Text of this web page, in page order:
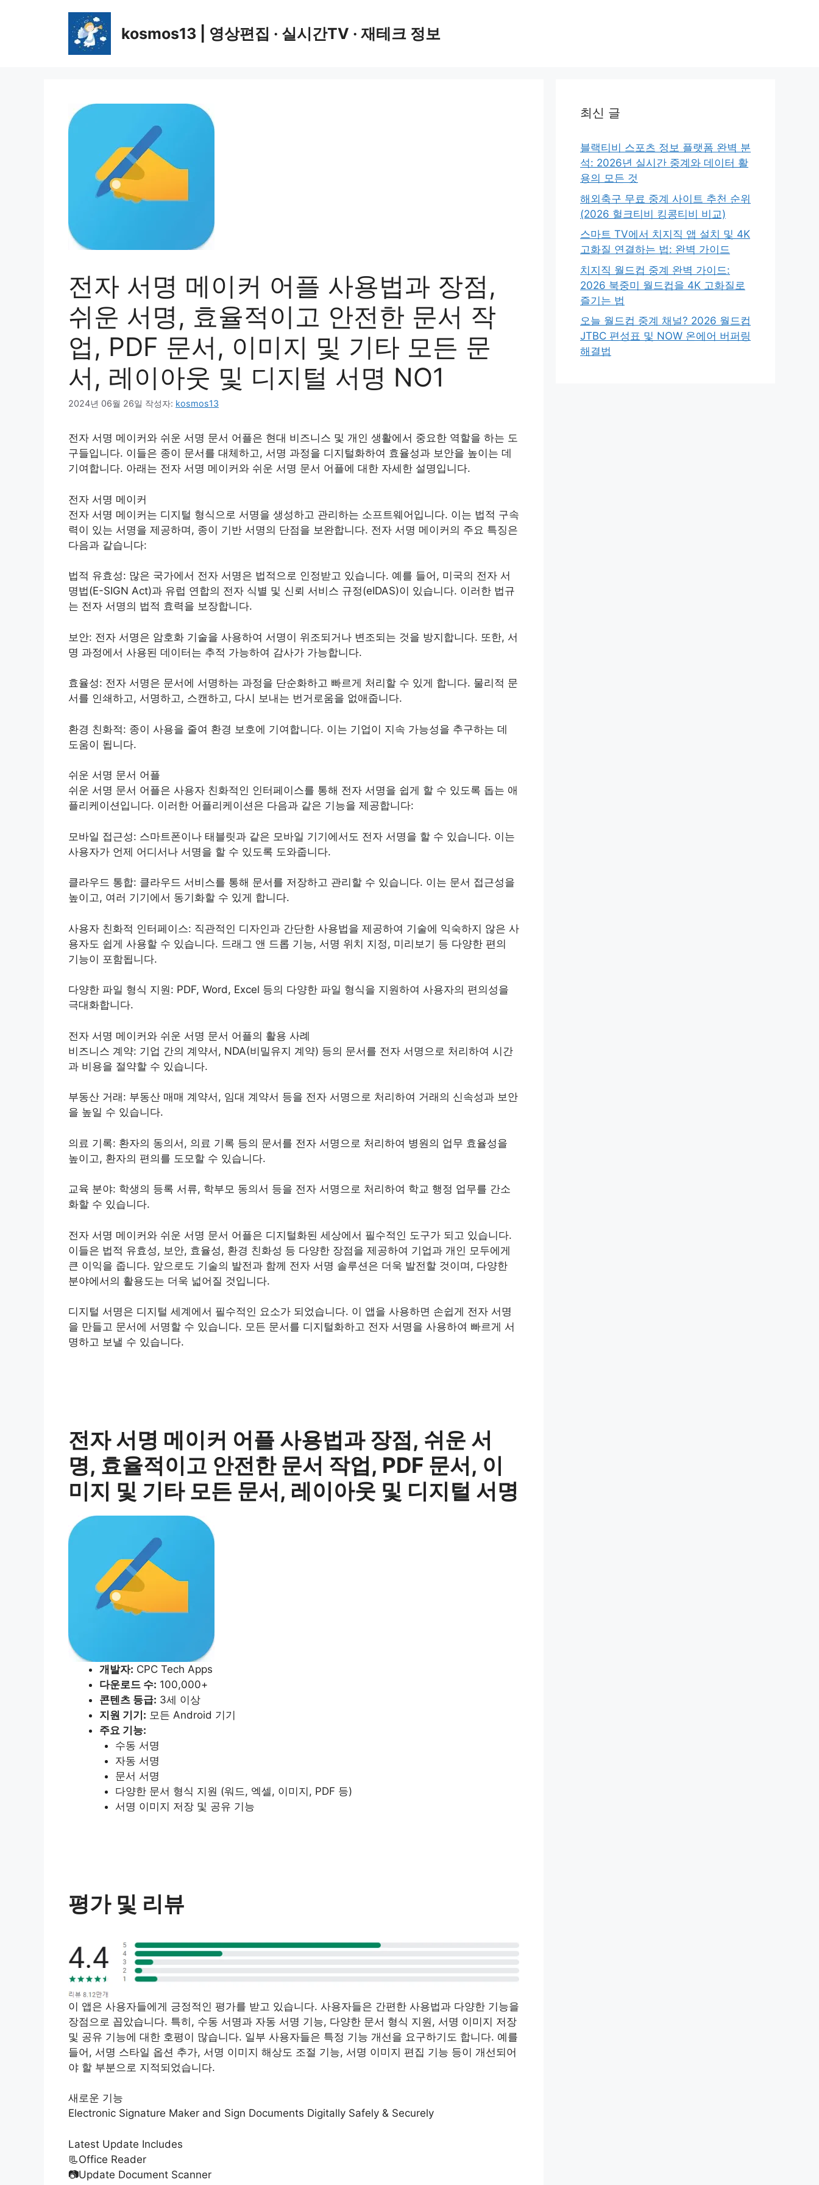
kosmos13 | 영상편집 · 실시간TV · 재테크 정보
전자 서명 메이커 어플 사용법과 장점,
쉬운 서명, 효율적이고 안전한 문서 작
업, PDF 문서, 이미지 및 기타 모든 문
서, 레이아웃 및 디지털 서명 NO1
2024년 06월 26일 작성자: kosmos13
전자 서명 메이커와 쉬운 서명 문서 어플은 현대 비즈니스 및 개인 생활에서 중요한 역할을 하는 도
구들입니다. 이들은 종이 문서를 대체하고, 서명 과정을 디지털화하여 효율성과 보안을 높이는 데
기여합니다. 아래는 전자 서명 메이커와 쉬운 서명 문서 어플에 대한 자세한 설명입니다.
전자 서명 메이커
전자 서명 메이커는 디지털 형식으로 서명을 생성하고 관리하는 소프트웨어입니다. 이는 법적 구속
력이 있는 서명을 제공하며, 종이 기반 서명의 단점을 보완합니다. 전자 서명 메이커의 주요 특징은
다음과 같습니다:
법적 유효성: 많은 국가에서 전자 서명은 법적으로 인정받고 있습니다. 예를 들어, 미국의 전자 서
명법(E-SIGN Act)과 유럽 연합의 전자 식별 및 신뢰 서비스 규정(eIDAS)이 있습니다. 이러한 법규
는 전자 서명의 법적 효력을 보장합니다.
보안: 전자 서명은 암호화 기술을 사용하여 서명이 위조되거나 변조되는 것을 방지합니다. 또한, 서
명 과정에서 사용된 데이터는 추적 가능하여 감사가 가능합니다.
효율성: 전자 서명은 문서에 서명하는 과정을 단순화하고 빠르게 처리할 수 있게 합니다. 물리적 문
서를 인쇄하고, 서명하고, 스캔하고, 다시 보내는 번거로움을 없애줍니다.
환경 친화적: 종이 사용을 줄여 환경 보호에 기여합니다. 이는 기업이 지속 가능성을 추구하는 데
도움이 됩니다.
쉬운 서명 문서 어플
쉬운 서명 문서 어플은 사용자 친화적인 인터페이스를 통해 전자 서명을 쉽게 할 수 있도록 돕는 애
플리케이션입니다. 이러한 어플리케이션은 다음과 같은 기능을 제공합니다:
모바일 접근성: 스마트폰이나 태블릿과 같은 모바일 기기에서도 전자 서명을 할 수 있습니다. 이는
사용자가 언제 어디서나 서명을 할 수 있도록 도와줍니다.
클라우드 통합: 클라우드 서비스를 통해 문서를 저장하고 관리할 수 있습니다. 이는 문서 접근성을
높이고, 여러 기기에서 동기화할 수 있게 합니다.
사용자 친화적 인터페이스: 직관적인 디자인과 간단한 사용법을 제공하여 기술에 익숙하지 않은 사
용자도 쉽게 사용할 수 있습니다. 드래그 앤 드롭 기능, 서명 위치 지정, 미리보기 등 다양한 편의
기능이 포함됩니다.
다양한 파일 형식 지원: PDF, Word, Excel 등의 다양한 파일 형식을 지원하여 사용자의 편의성을
극대화합니다.
전자 서명 메이커와 쉬운 서명 문서 어플의 활용 사례
비즈니스 계약: 기업 간의 계약서, NDA(비밀유지 계약) 등의 문서를 전자 서명으로 처리하여 시간
과 비용을 절약할 수 있습니다.
부동산 거래: 부동산 매매 계약서, 임대 계약서 등을 전자 서명으로 처리하여 거래의 신속성과 보안
을 높일 수 있습니다.
의료 기록: 환자의 동의서, 의료 기록 등의 문서를 전자 서명으로 처리하여 병원의 업무 효율성을
높이고, 환자의 편의를 도모할 수 있습니다.
교육 분야: 학생의 등록 서류, 학부모 동의서 등을 전자 서명으로 처리하여 학교 행정 업무를 간소
화할 수 있습니다.
전자 서명 메이커와 쉬운 서명 문서 어플은 디지털화된 세상에서 필수적인 도구가 되고 있습니다.
이들은 법적 유효성, 보안, 효율성, 환경 친화성 등 다양한 장점을 제공하여 기업과 개인 모두에게
큰 이익을 줍니다. 앞으로도 기술의 발전과 함께 전자 서명 솔루션은 더욱 발전할 것이며, 다양한
분야에서의 활용도는 더욱 넓어질 것입니다.
디지털 서명은 디지털 세계에서 필수적인 요소가 되었습니다. 이 앱을 사용하면 손쉽게 전자 서명
을 만들고 문서에 서명할 수 있습니다. 모든 문서를 디지털화하고 전자 서명을 사용하여 빠르게 서
명하고 보낼 수 있습니다.
전자 서명 메이커 어플 사용법과 장점, 쉬운 서
명, 효율적이고 안전한 문서 작업, PDF 문서, 이
미지 및 기타 모든 문서, 레이아웃 및 디지털 서명
개발자: CPC Tech Apps
다운로드 수: 100,000+
콘텐츠 등급: 3세 이상
지원 기기: 모든 Android 기기
주요 기능:
수동 서명
자동 서명
문서 서명
다양한 문서 형식 지원 (워드, 엑셀, 이미지, PDF 등)
서명 이미지 저장 및 공유 기능
평가 및 리뷰
이 앱은 사용자들에게 긍정적인 평가를 받고 있습니다. 사용자들은 간편한 사용법과 다양한 기능을
장점으로 꼽았습니다. 특히, 수동 서명과 자동 서명 기능, 다양한 문서 형식 지원, 서명 이미지 저장
및 공유 기능에 대한 호평이 많습니다. 일부 사용자들은 특정 기능 개선을 요구하기도 합니다. 예를
들어, 서명 스타일 옵션 추가, 서명 이미지 해상도 조절 기능, 서명 이미지 편집 기능 등이 개선되어
야 할 부분으로 지적되었습니다.
새로운 기능
Electronic Signature Maker and Sign Documents Digitally Safely & Securely
Latest Update Includes
📃Office Reader
📷Update Document Scanner
최신 글
블랙티비 스포츠 정보 플랫폼 완벽 분
석: 2026년 실시간 중계와 데이터 활
용의 모든 것
해외축구 무료 중계 사이트 추천 순위
(2026 헐크티비 킹콩티비 비교)
스마트 TV에서 치지직 앱 설치 및 4K
고화질 연결하는 법: 완벽 가이드
치지직 월드컵 중계 완벽 가이드:
2026 북중미 월드컵을 4K 고화질로
즐기는 법
오늘 월드컵 중계 채널? 2026 월드컵
JTBC 편성표 및 NOW 온에어 버퍼링
해결법